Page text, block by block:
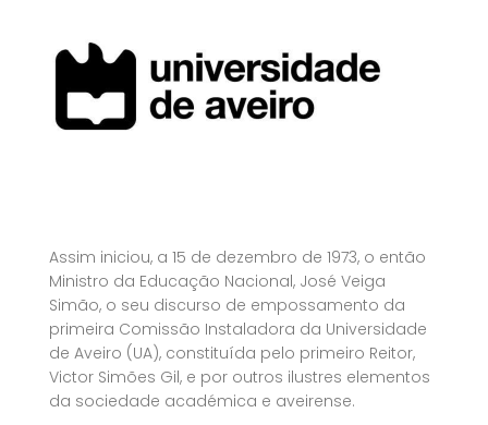
Assim iniciou, a 15 de dezembro de 1973, o então
Ministro da Educação Nacional, José Veiga
Simão, o seu discurso de empossamento da
primeira Comissão Instaladora da Universidade
de Aveiro (UA), constituída pelo primeiro Reitor,
Victor Simões Gil, e por outros ilustres elementos
da sociedade académica e aveirense.